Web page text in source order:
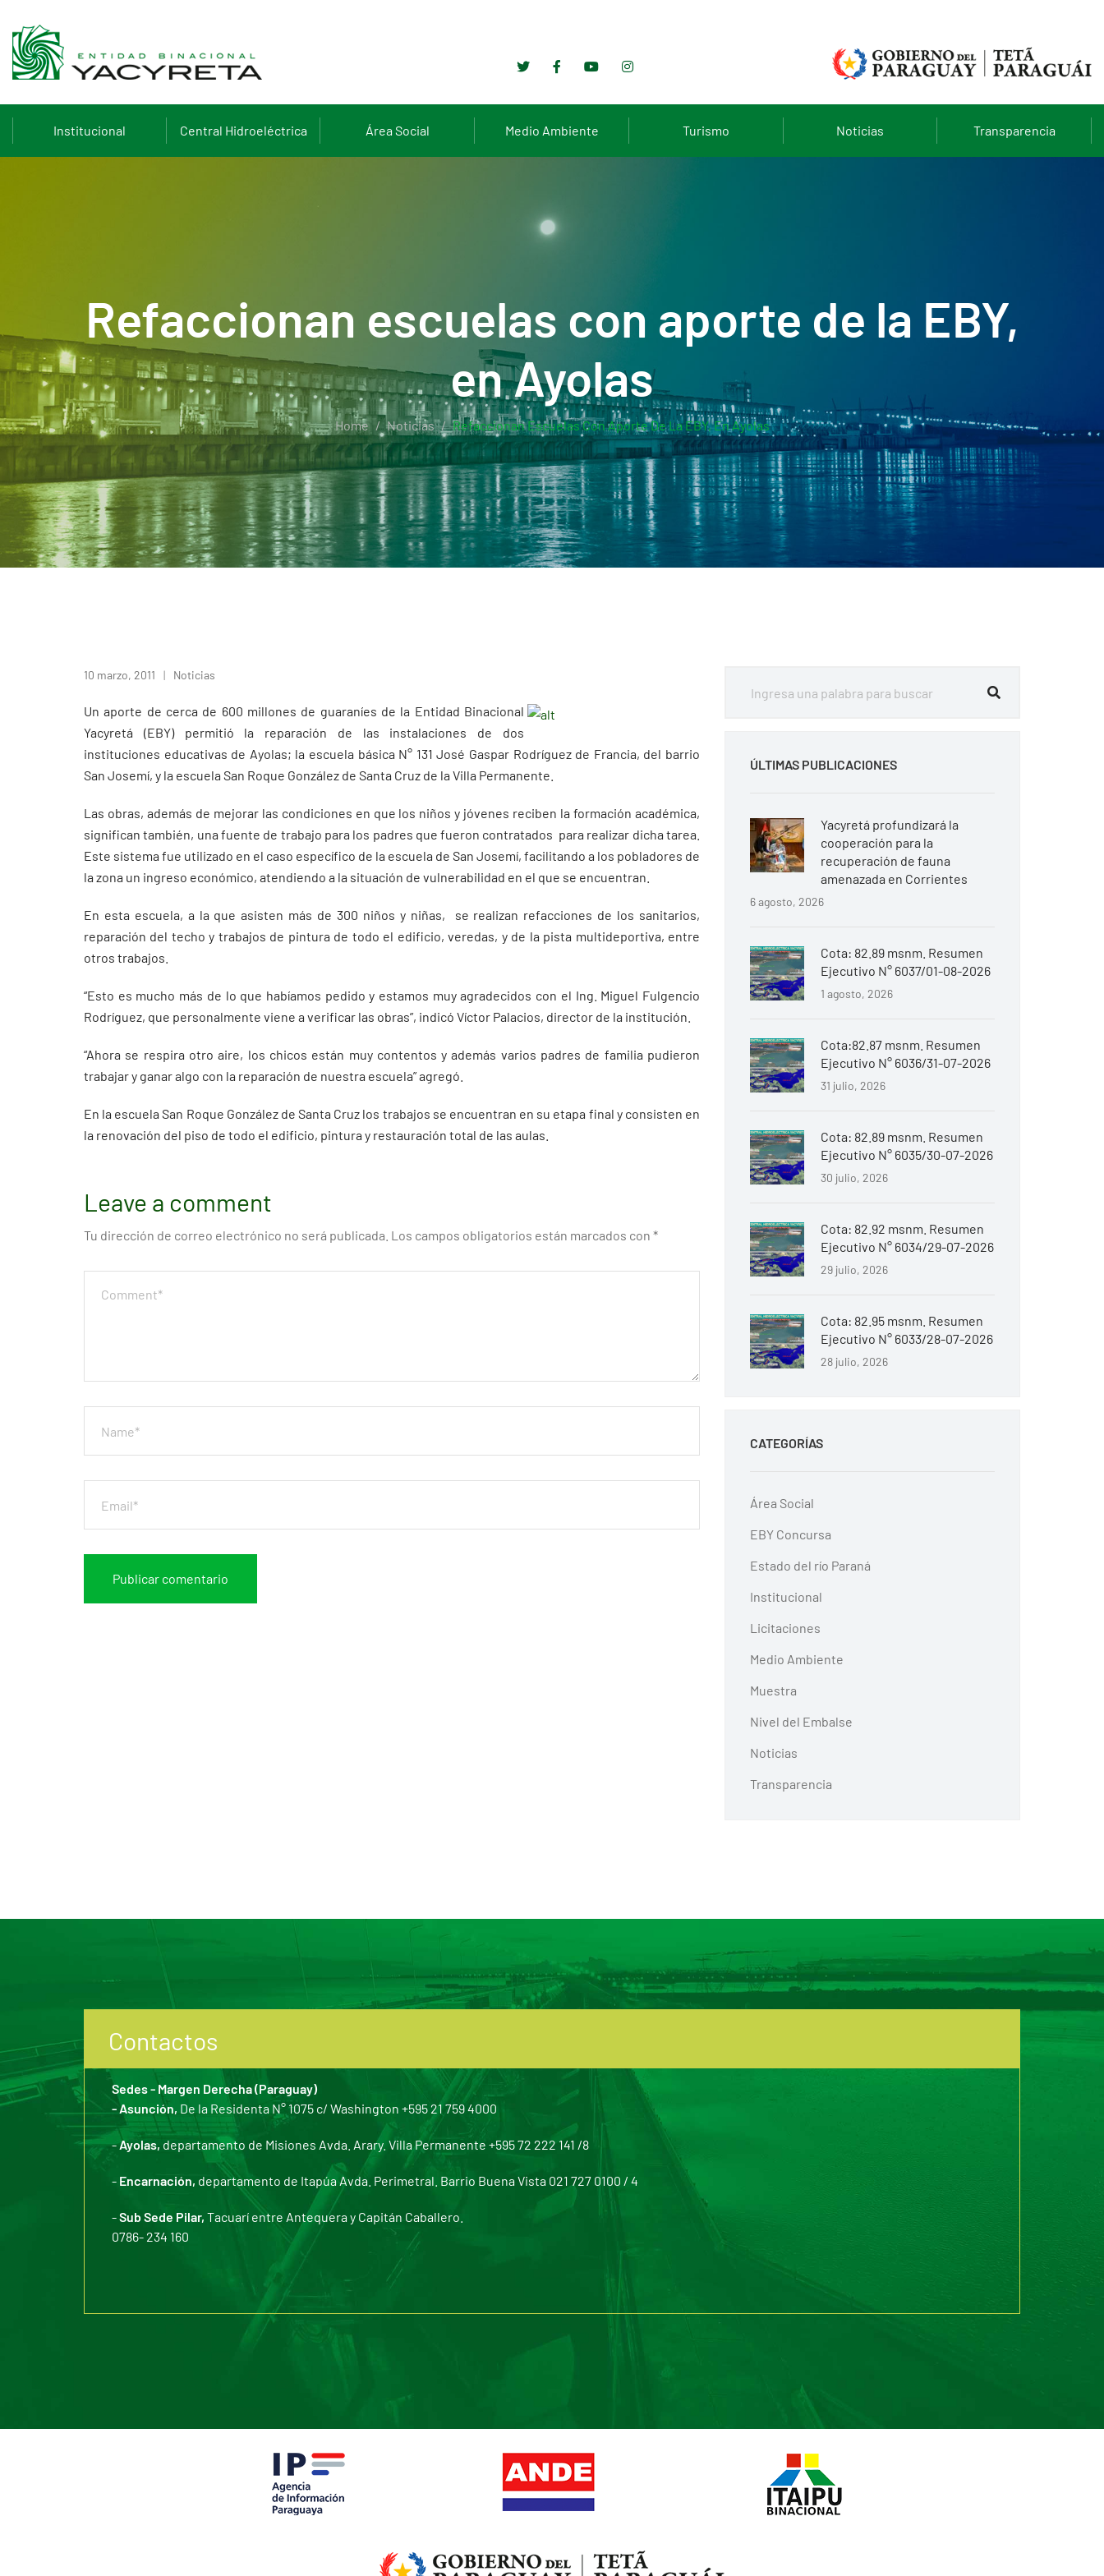
Institucional Central Hidroeléctrica Área Social Medio Ambiente Turismo Noticias Transparencia
Refaccionan escuelas con aporte de la EBY,
en Ayolas
Home Noticias Refaccionan Escuelas Con Aporte De La EBY, En Ayolas
10 marzo, 2011 Noticias
Un aporte de cerca de 600 millones de guaraníes de la Entidad Binacional
Yacyretá (EBY) permitió la reparación de las instalaciones de dos
instituciones educativas de Ayolas; la escuela básica N° 131 José Gaspar Rodríguez de Francia, del barrio
San Josemí, y la escuela San Roque González de Santa Cruz de la Villa Permanente.
Las obras, además de mejorar las condiciones en que los niños y jóvenes reciben la formación académica,
significan también, una fuente de trabajo para los padres que fueron contratados para realizar dicha tarea.
Este sistema fue utilizado en el caso específico de la escuela de San Josemí, facilitando a los pobladores de
la zona un ingreso económico, atendiendo a la situación de vulnerabilidad en el que se encuentran.
En esta escuela, a la que asisten más de 300 niños y niñas, se realizan refacciones de los sanitarios,
reparación del techo y trabajos de pintura de todo el edificio, veredas, y de la pista multideportiva, entre
otros trabajos.
“Esto es mucho más de lo que habíamos pedido y estamos muy agradecidos con el Ing. Miguel Fulgencio
Rodríguez, que personalmente viene a verificar las obras”, indicó Víctor Palacios, director de la institución.
“Ahora se respira otro aire, los chicos están muy contentos y además varios padres de familia pudieron
trabajar y ganar algo con la reparación de nuestra escuela” agregó.
En la escuela San Roque González de Santa Cruz los trabajos se encuentran en su etapa final y consisten en
la renovación del piso de todo el edificio, pintura y restauración total de las aulas.
Leave a comment
Tu dirección de correo electrónico no será publicada. Los campos obligatorios están marcados con *
ÚLTIMAS PUBLICACIONES
Yacyretá profundizará la
cooperación para la
recuperación de fauna
amenazada en Corrientes
6 agosto, 2026
Cota: 82.89 msnm. Resumen
Ejecutivo N° 6037/01-08-2026
1 agosto, 2026
Cota:82.87 msnm. Resumen
Ejecutivo N° 6036/31-07-2026
31 julio, 2026
Cota: 82.89 msnm. Resumen
Ejecutivo N° 6035/30-07-2026
30 julio, 2026
Cota: 82.92 msnm. Resumen
Ejecutivo N° 6034/29-07-2026
29 julio, 2026
Cota: 82.95 msnm. Resumen
Ejecutivo N° 6033/28-07-2026
28 julio, 2026
CATEGORÍAS
Área Social
EBY Concursa
Estado del río Paraná
Institucional
Licitaciones
Medio Ambiente
Muestra
Nivel del Embalse
Noticias
Transparencia
Contactos
Sedes - Margen Derecha (Paraguay)
- Asunción, De la Residenta N° 1075 c/ Washington +595 21 759 4000
-Ayolas, departamento de Misiones Avda. Arary. Villa Permanente +595 72 222 141 /8
- Encarnación, departamento de Itapúa Avda. Perimetral. Barrio Buena Vista 021 727 0100 / 4
-Sub Sede Pilar, Tacuarí entre Antequera y Capitán Caballero.
0786- 234 160